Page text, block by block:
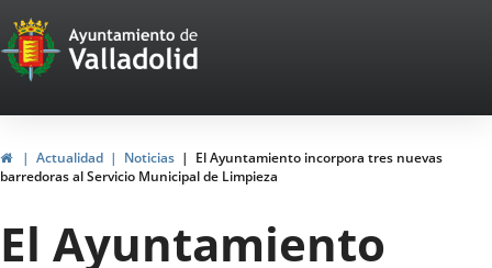
Portal
Web
del
Ayuntamiento
de
Valladolid
InicioActualidad Noticias
El Ayuntamiento incorpora tres nuevas
barredoras al Servicio Municipal de Limpieza
El Ayuntamiento